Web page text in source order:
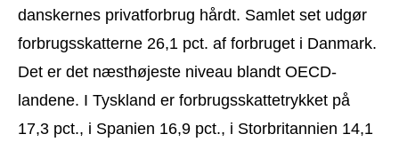
danskernes privatforbrug hårdt. Samlet set udgør
forbrugsskatterne 26,1 pct. af forbruget i Danmark.
Det er det næsthøjeste niveau blandt OECD-
landene. I Tyskland er forbrugsskattetrykket på
17,3 pct., i Spanien 16,9 pct., i Storbritannien 14,1